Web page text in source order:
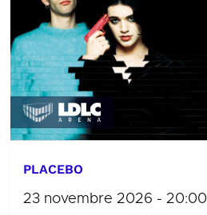
PLACEBO
23 novembre 2026 - 20:00